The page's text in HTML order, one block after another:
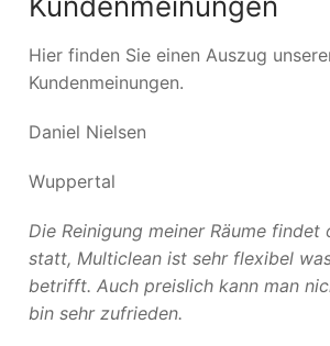
Hier finden Sie einen Auszug
Kundenmeinungen.
Daniel Nielsen
Wuppertal
Die Reinigung meiner Räume findet
statt, Multiclean ist sehr flexibel
betrifft. Auch preislich kann man
bin sehr zufrieden.